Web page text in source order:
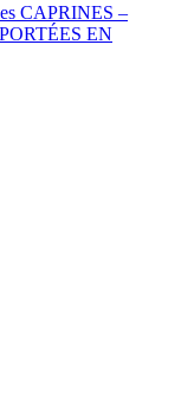
CAPRINES –
EN